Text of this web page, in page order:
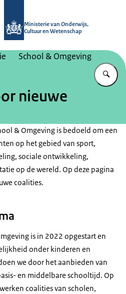
Ministerie van Onderwijs,
Cultuur en Wetenschap
School & Omgeving
nieuwe
& Omgeving is bedoeld om een
op het gebied van sport,
sociale ontwikkeling,
op de wereld. Op deze pagina
coalities.
is in 2022 opgestart en
onder kinderen en
we door het aanbieden van
en middelbare schooltijd. Op
coalities van scholen,